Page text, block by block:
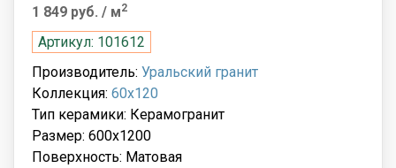
1 849 руб. / м2
Артикул: 101612
Производитель: Уральский гранит
Коллекция: 60x120
Тип керамики: Керамогранит
Размер: 600x1200
Поверхность: Матовая